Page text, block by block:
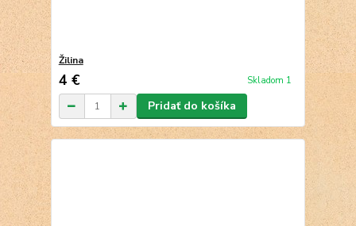
Žilina
4 € Skladom 1
Pridať do košíka